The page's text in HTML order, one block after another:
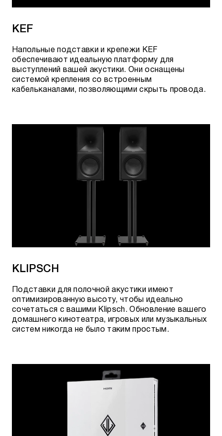
КАБЕЛИ AUDIOQUEST ДЛЯ
ПРОИГРЫВАТЕЛЕЙ ВИНИЛА
Angel Tonearm JIS-2RCA
Golden Gate Turntable 2RCA-2RCA
Yosemite Turntable 2RCA-2RCA
ThunderBird GroundGoody
КАБЕЛИ ПИТАНИЯ AUDIOQUEST
Blizzard C13
Monsoon C13
NRG-Z3 C13
Blizzard XTRM C13
KEF
Напольные подставки и крепежи KEF
обеспечивают идеальную платформу для
выступлений вашей акустики. Они оснащены
системой крепления со встроенным
кабельканалами, позволяющими скрыть провода.​
KLIPSCH
Подставки для полочной акустики имеют
оптимизированную высоту, чтобы идеально
сочетаться с вашими Klipsch. Обновление вашего
домашнего кинотеатра, игровых или музыкальных
систем никогда не было таким простым.